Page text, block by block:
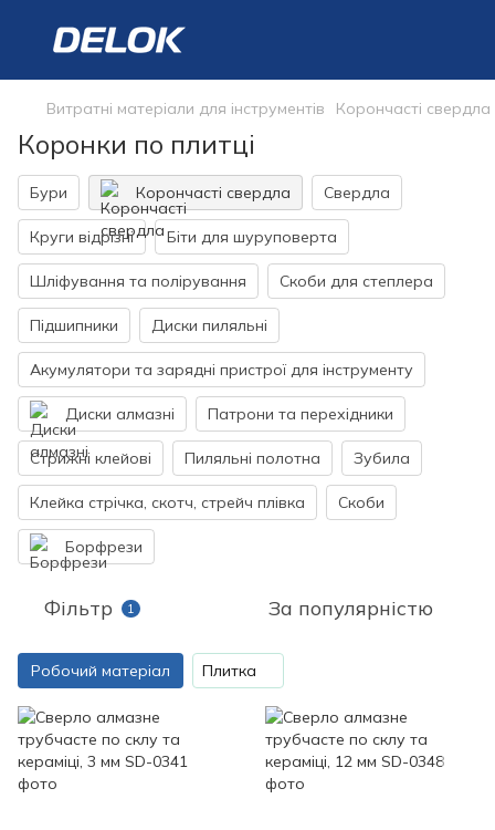
Витратні матеріали для інструментів Корончасті свердла
Коронки по плитці
Бури Корончасті свердла Свердла
Круги відрізні Біти для шуруповерта
Шліфування та полірування Скоби для степлера
Підшипники Диски пиляльні
Акумулятори та зарядні пристрої для інструменту
Диски алмазні Патрони та перехідники
Стрижні клейові Пиляльні полотна Зубила
Клейка стрічка, скотч, стрейч плівка Скоби
Борфрези
Фільтр 1 За популярністю
Робочий матеріал Плитка